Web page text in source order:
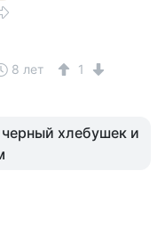
8 лет 1
хлебушек и